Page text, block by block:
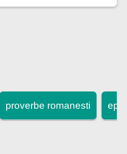
proverbe romanesti